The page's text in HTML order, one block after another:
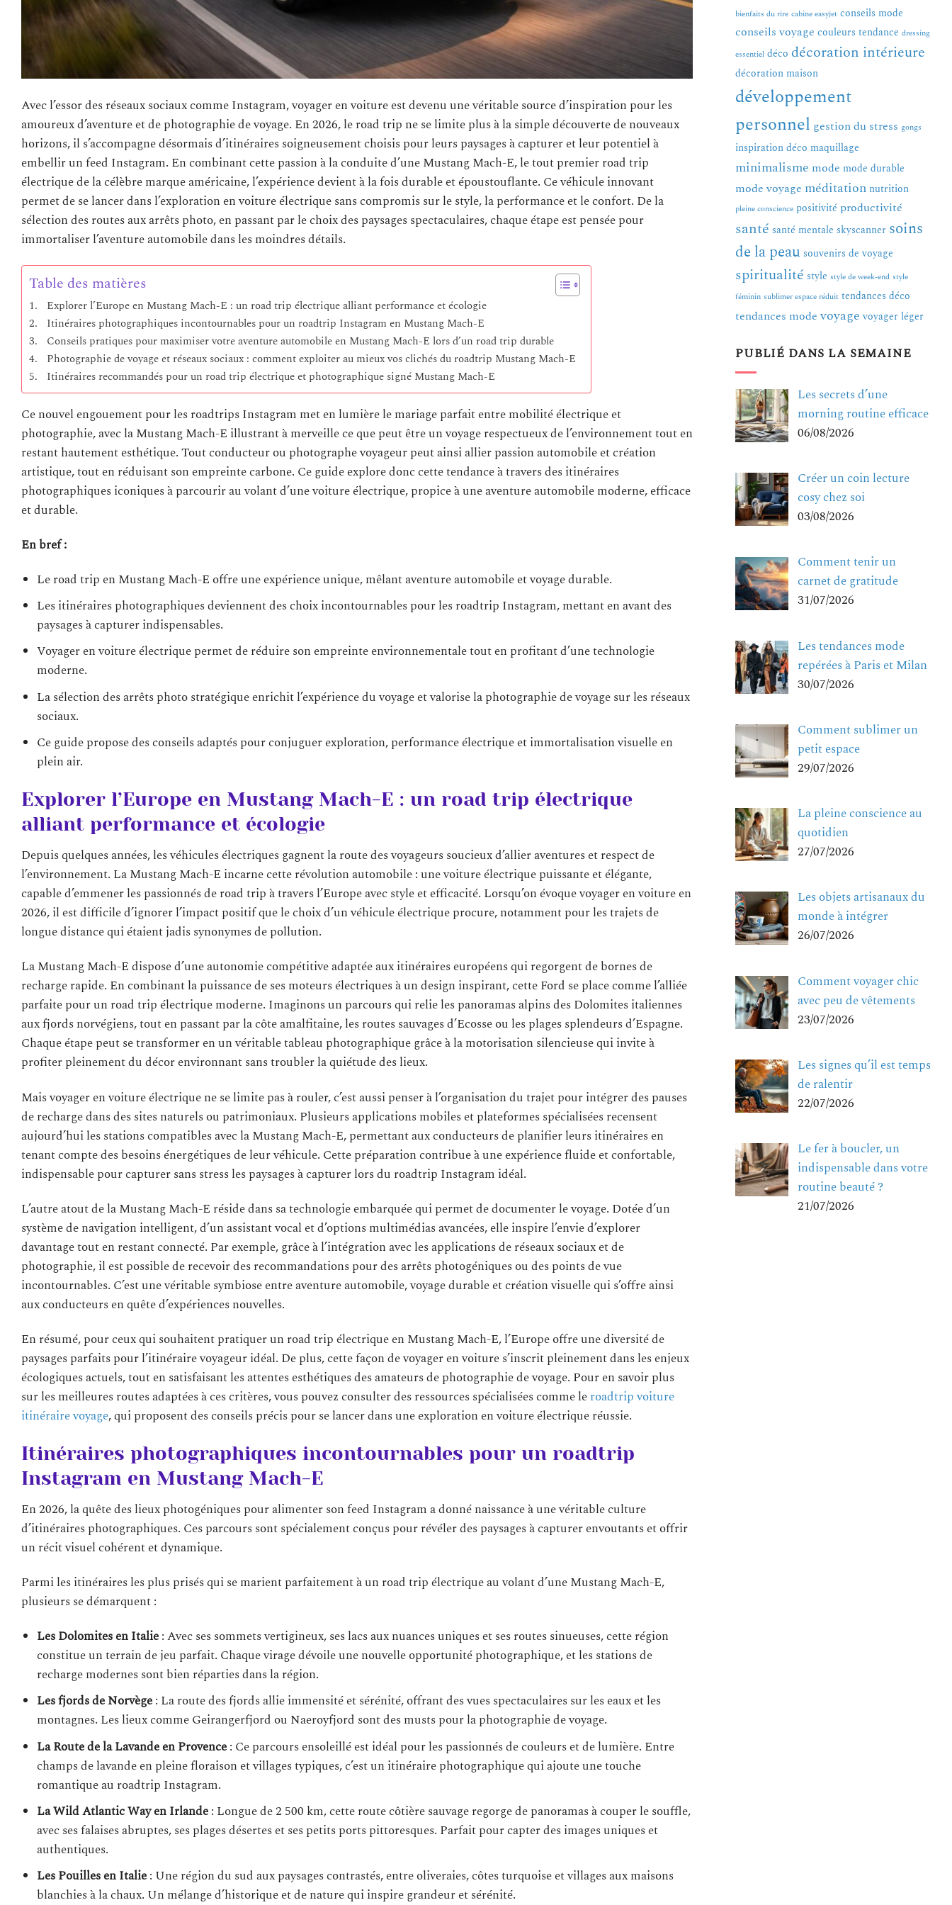
Avec l’essor des réseaux sociaux comme Instagram, voyager en voiture est devenu une véritable source d’inspiration pour les
amoureux d’aventure et de photographie de voyage. En 2026, le road trip ne se limite plus à la simple découverte de nouveaux
horizons, il s’accompagne désormais d’itinéraires soigneusement choisis pour leurs paysages à capturer et leur potentiel à
embellir un feed Instagram. En combinant cette passion à la conduite d’une Mustang Mach-E, le tout premier road trip
électrique de la célèbre marque américaine, l’expérience devient à la fois durable et époustouflante. Ce véhicule innovant
permet de se lancer dans l’exploration en voiture électrique sans compromis sur le style, la performance et le confort. De la
sélection des routes aux arrêts photo, en passant par le choix des paysages spectaculaires, chaque étape est pensée pour
immortaliser l’aventure automobile dans les moindres détails.
Table des matières
Explorer l’Europe en Mustang Mach-E : un road trip électrique alliant performance et écologie
Itinéraires photographiques incontournables pour un roadtrip Instagram en Mustang Mach-E
Conseils pratiques pour maximiser votre aventure automobile en Mustang Mach-E lors d’un road trip durable
Photographie de voyage et réseaux sociaux : comment exploiter au mieux vos clichés du roadtrip Mustang Mach-E
Itinéraires recommandés pour un road trip électrique et photographique signé Mustang Mach-E
Ce nouvel engouement pour les roadtrips Instagram met en lumière le mariage parfait entre mobilité électrique et
photographie, avec la Mustang Mach-E illustrant à merveille ce que peut être un voyage respectueux de l’environnement tout en
restant hautement esthétique. Tout conducteur ou photographe voyageur peut ainsi allier passion automobile et création
artistique, tout en réduisant son empreinte carbone. Ce guide explore donc cette tendance à travers des itinéraires
photographiques iconiques à parcourir au volant d’une voiture électrique, propice à une aventure automobile moderne, efficace
et durable.
En bref :
Le road trip en Mustang Mach-E offre une expérience unique, mêlant aventure automobile et voyage durable.
Les itinéraires photographiques deviennent des choix incontournables pour les roadtrip Instagram, mettant en avant des
paysages à capturer indispensables.
Voyager en voiture électrique permet de réduire son empreinte environnementale tout en profitant d’une technologie
moderne.
La sélection des arrêts photo stratégique enrichit l’expérience du voyage et valorise la photographie de voyage sur les réseaux
sociaux.
Ce guide propose des conseils adaptés pour conjuguer exploration, performance électrique et immortalisation visuelle en
plein air.
Explorer l’Europe en Mustang Mach-E : un road trip électrique
alliant performance et écologie
Depuis quelques années, les véhicules électriques gagnent la route des voyageurs soucieux d’allier aventures et respect de
l’environnement. La Mustang Mach-E incarne cette révolution automobile : une voiture électrique puissante et élégante,
capable d’emmener les passionnés de road trip à travers l’Europe avec style et efficacité. Lorsqu’on évoque voyager en voiture en
2026, il est difficile d’ignorer l’impact positif que le choix d’un véhicule électrique procure, notamment pour les trajets de
longue distance qui étaient jadis synonymes de pollution.
La Mustang Mach-E dispose d’une autonomie compétitive adaptée aux itinéraires européens qui regorgent de bornes de
recharge rapide. En combinant la puissance de ses moteurs électriques à un design inspirant, cette Ford se place comme l’alliée
parfaite pour un road trip électrique moderne. Imaginons un parcours qui relie les panoramas alpins des Dolomites italiennes
aux fjords norvégiens, tout en passant par la côte amalfitaine, les routes sauvages d’Ecosse ou les plages splendeurs d’Espagne.
Chaque étape peut se transformer en un véritable tableau photographique grâce à la motorisation silencieuse qui invite à
profiter pleinement du décor environnant sans troubler la quiétude des lieux.
Mais voyager en voiture électrique ne se limite pas à rouler, c’est aussi penser à l’organisation du trajet pour intégrer des pauses
de recharge dans des sites naturels ou patrimoniaux. Plusieurs applications mobiles et plateformes spécialisées recensent
aujourd’hui les stations compatibles avec la Mustang Mach-E, permettant aux conducteurs de planifier leurs itinéraires en
tenant compte des besoins énergétiques de leur véhicule. Cette préparation contribue à une expérience fluide et confortable,
indispensable pour capturer sans stress les paysages à capturer lors du roadtrip Instagram idéal.
L’autre atout de la Mustang Mach-E réside dans sa technologie embarquée qui permet de documenter le voyage. Dotée d’un
système de navigation intelligent, d’un assistant vocal et d’options multimédias avancées, elle inspire l’envie d’explorer
davantage tout en restant connecté. Par exemple, grâce à l’intégration avec les applications de réseaux sociaux et de
photographie, il est possible de recevoir des recommandations pour des arrêts photogéniques ou des points de vue
incontournables. C’est une véritable symbiose entre aventure automobile, voyage durable et création visuelle qui s’offre ainsi
aux conducteurs en quête d’expériences nouvelles.
En résumé, pour ceux qui souhaitent pratiquer un road trip électrique en Mustang Mach-E, l’Europe offre une diversité de
paysages parfaits pour l’itinéraire voyageur idéal. De plus, cette façon de voyager en voiture s’inscrit pleinement dans les enjeux
écologiques actuels, tout en satisfaisant les attentes esthétiques des amateurs de photographie de voyage. Pour en savoir plus
sur les meilleures routes adaptées à ces critères, vous pouvez consulter des ressources spécialisées comme leroadtrip voiture
itinéraire voyage, qui proposent des conseils précis pour se lancer dans une exploration en voiture électrique réussie.
Itinéraires photographiques incontournables pour un roadtrip
Instagram en Mustang Mach-E
En 2026, la quête des lieux photogéniques pour alimenter son feed Instagram a donné naissance à une véritable culture
d’itinéraires photographiques. Ces parcours sont spécialement conçus pour révéler des paysages à capturer envoutants et offrir
un récit visuel cohérent et dynamique.
Parmi les itinéraires les plus prisés qui se marient parfaitement à un road trip électrique au volant d’une Mustang Mach-E,
plusieurs se démarquent :
Les Dolomites en Italie: Avec ses sommets vertigineux, ses lacs aux nuances uniques et ses routes sinueuses, cette région
constitue un terrain de jeu parfait. Chaque virage dévoile une nouvelle opportunité photographique, et les stations de
recharge modernes sont bien réparties dans la région.
Les fjords de Norvège: La route des fjords allie immensité et sérénité, offrant des vues spectaculaires sur les eaux et les
montagnes. Les lieux comme Geirangerfjord ou Naeroyfjord sont des musts pour la photographie de voyage.
La Route de la Lavande en Provence: Ce parcours ensoleillé est idéal pour les passionnés de couleurs et de lumière. Entre
champs de lavande en pleine floraison et villages typiques, c’est un itinéraire photographique qui ajoute une touche
romantique au roadtrip Instagram.
La Wild Atlantic Way en Irlande: Longue de 2 500 km, cette route côtière sauvage regorge de panoramas à couper le souffle,
avec ses falaises abruptes, ses plages désertes et ses petits ports pittoresques. Parfait pour capter des images uniques et
authentiques.
Les Pouilles en Italie: Une région du sud aux paysages contrastés, entre oliveraies, côtes turquoise et villages aux maisons
blanchies à la chaux. Un mélange d’historique et de nature qui inspire grandeur et sérénité.
bienfaits du rire cabine easyjet conseils mode
conseils voyage couleurs tendance dressing
essentiel déco décoration intérieure
décoration maison
développement
personnel gestion du stress gongs
inspiration déco maquillage
minimalisme mode mode durable
mode voyage méditationnutrition
pleine conscience positivité productivité
santé santé mentale skyscanner soins
de la peau souvenirs de voyage
spiritualité style style de week-end style
féminin sublimer espace réduit tendances déco
tendances mode voyage voyager léger
PUBLIÉ DANS LA SEMAINE
Les secrets d’une
morning routine efficace
06/08/2026
Créer un coin lecture
cosy chez soi
03/08/2026
Comment tenir un
carnet de gratitude
31/07/2026
Les tendances mode
repérées à Paris et Milan
30/07/2026
Comment sublimer un
petit espace
29/07/2026
La pleine conscience au
quotidien
27/07/2026
Les objets artisanaux du
monde à intégrer
26/07/2026
Comment voyager chic
avec peu de vêtements
23/07/2026
Les signes qu’il est temps
de ralentir
22/07/2026
Le fer à boucler, un
indispensable dans votre
routine beauté ?
21/07/2026